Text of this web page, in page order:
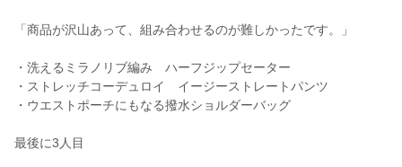
「商品が沢山あって、組み合わせるのが難しかったです。」
・洗えるミラノリブ編み ハーフジップセーター
・ストレッチコーデュロイ イージーストレートパンツ
・ウエストポーチにもなる撥水ショルダーバッグ
最後に3人目